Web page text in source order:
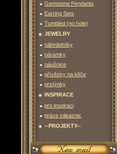
Gemstone Pendants
Earring Sets
Tumbled (no hole)
JEWELRY
náhrdelníky
náramky
náušnice
přívěsky na klíče
prstýnky
INSPIRACE
pro inspiraci
práce zákaznic
--PROJEKTY--